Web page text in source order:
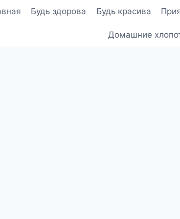
Будь здорова Будь красива
Домашние